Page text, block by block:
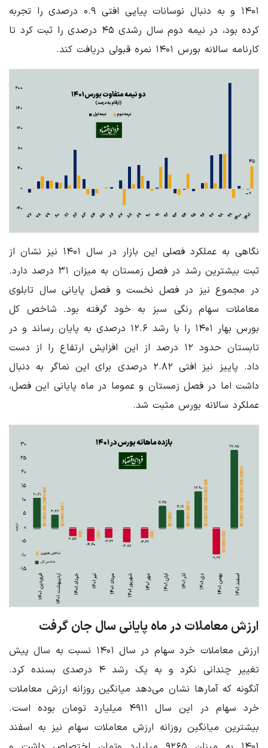
۱۴۰۱ و به دنبال نوسانات پیاپی افتی ۰.۹ درصدی را تجربه
کرده بود، در نیمه دوم سال رشدی ۴۵ درصدی را ثبت کرد تا
کارنامه سالانه بورس ۱۴۰۱ نمره قبولی دریافت کند.
نگاهی به عملکرد فصلی این بازار در سال ۱۴۰۱ نیز نشان از
ثبت بیشترین رشد در فصل زمستان به میزان ۳۱ درصد دارد.
در مجموع نیز در فصل نخست و فصل پایانی سال تابلوی
معاملات سهام رنگی سبز به خود گرفته بود. شاخص کل
بورس بهار ۱۴۰۱ را با رشد ۱۲.۶ درصدی به پایان رساند و در
تابستان حدود ۱۲ درصد از این افزایش ارتفاع را از دست
داد. پاییز نیز افتی ۲.۸۲ درصدی برای این نماگر به دنبال
داشت اما در فصل زمستان و عموما در ماه پایانی این فصل،
عملکرد سالانه بورس مثبت شد.
ارزش معاملات در ماه پایانی سال جان گرفت
ارزش معاملات خرد سهام در سال ۱۴۰۱ نسبت به سال پیش
تغییر چندانی نکرد و به یک رشد ۴ درصدی بسنده کرد.
آنگونه که آمارها نشان می‌دهد میانگین روزانه ارزش معاملات
خرد سهام در این سال ۴۹۱۱ میلیارد تومان بوده است.
بیشترین میانگین روزانه ارزش معاملات سهام نیز به اسفند